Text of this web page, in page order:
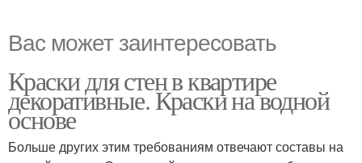
Вас может заинтересовать
Краски для стен в квартире
декоративные. Краски на водной
основе
Больше других этим требованиям отвечают составы на